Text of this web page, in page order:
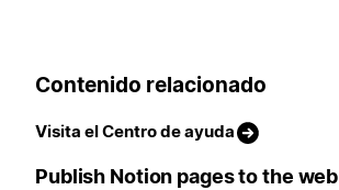
Contenido relacionado
Visita el Centro de ayuda
Publish Notion pages to the web